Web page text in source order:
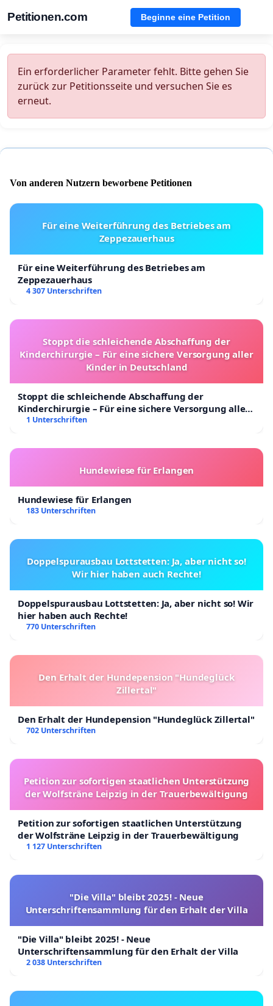
Petitionen.com Beginne eine Petition
Ein erforderlicher Parameter fehlt. Bitte gehen Sie
zurück zur Petitionsseite und versuchen Sie es
erneut.
Von anderen Nutzern beworbene Petitionen
Für eine Weiterführung des Betriebes am
Zeppezauerhaus
Für eine Weiterführung des Betriebes am
Zeppezauerhaus
4 307 Unterschriften
Stoppt die schleichende Abschaffung der
Kinderchirurgie – Für eine sichere Versorgung aller
Kinder in Deutschland
Stoppt die schleichende Abschaffung der
Kinderchirurgie – Für eine sichere Versorgung aller
Kinder in Deutschland
1 Unterschriften
Hundewiese für Erlangen
Hundewiese für Erlangen
183 Unterschriften
Doppelspurausbau Lottstetten: Ja, aber nicht so!
Wir hier haben auch Rechte!
Doppelspurausbau Lottstetten: Ja, aber nicht so! Wir
hier haben auch Rechte!
770 Unterschriften
Den Erhalt der Hundepension "Hundeglück
Zillertal"
Den Erhalt der Hundepension "Hundeglück Zillertal"
702 Unterschriften
Petition zur sofortigen staatlichen Unterstützung
der Wolfsträne Leipzig in der Trauerbewältigung
Petition zur sofortigen staatlichen Unterstützung
der Wolfsträne Leipzig in der Trauerbewältigung
1 127 Unterschriften
"Die Villa" bleibt 2025! - Neue
Unterschriftensammlung für den Erhalt der Villa
"Die Villa" bleibt 2025! - Neue
Unterschriftensammlung für den Erhalt der Villa
2 038 Unterschriften